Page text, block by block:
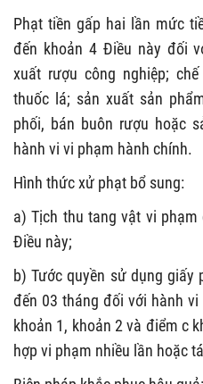
Phạt tiền gấp hai lần mức
đến khoản 4 Điều này đối
xuất rượu công nghiệp;
thuốc lá; sản xuất sản
phối, bán buôn rượu hoặc
hành vi vi phạm hành chính.
Hình thức xử phạt bổ sung:
a) Tịch thu tang vật vi
Điều này;
b) Tước quyền sử dụng giấy
đến 03 tháng đối với hành
khoản 1, khoản 2 và điểm c
hợp vi phạm nhiều lần hoặc